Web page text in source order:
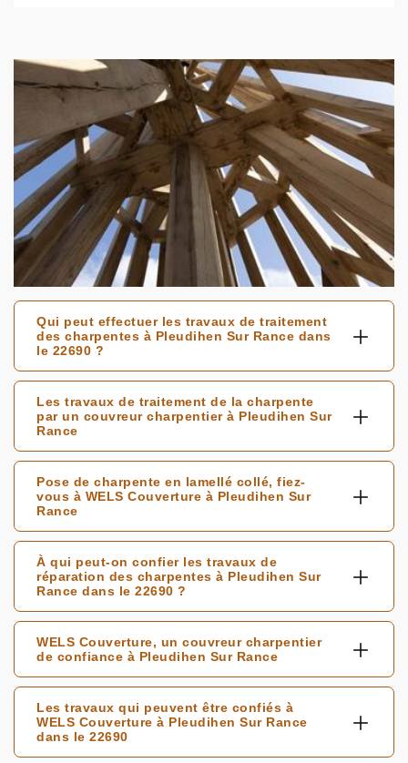
Qui peut effectuer les travaux de traitement
des charpentes à Pleudihen Sur Rance dans
le 22690 ?
Les travaux de traitement de la charpente
par un couvreur charpentier à Pleudihen Sur
Rance
Pose de charpente en lamellé collé, fiez-
vous à WELS Couverture à Pleudihen Sur
Rance
À qui peut-on confier les travaux de
réparation des charpentes à Pleudihen Sur
Rance dans le 22690 ?
WELS Couverture, un couvreur charpentier
de confiance à Pleudihen Sur Rance
Les travaux qui peuvent être confiés à
WELS Couverture à Pleudihen Sur Rance
dans le 22690